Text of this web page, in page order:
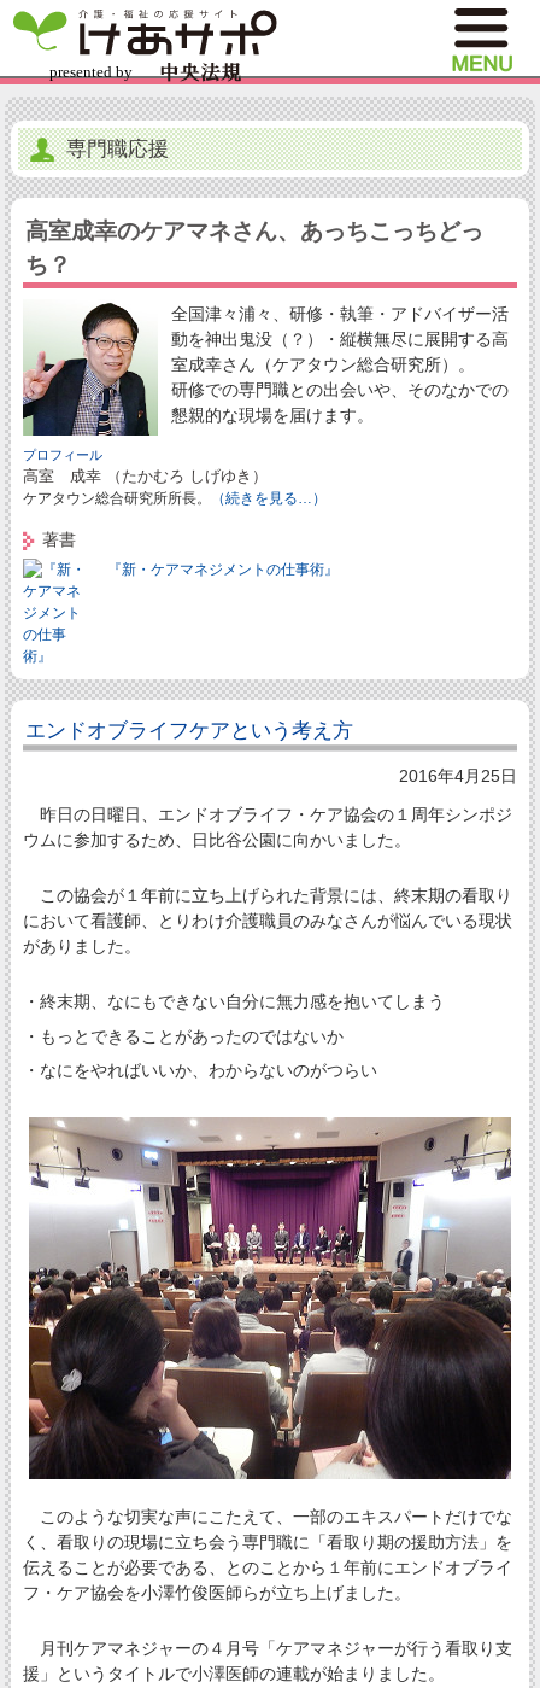
専門職応援
高室成幸のケアマネさん、あっちこっちどっ
ち？
全国津々浦々、研修・執筆・アドバイザー活
動を神出鬼没（？）・縦横無尽に展開する高
室成幸さん（ケアタウン総合研究所）。
研修での専門職との出会いや、そのなかでの
懇親的な現場を届けます。
プロフィール
高室 成幸 （たかむろ しげゆき）
ケアタウン総合研究所所長。 （続きを見る…）
著書
『新・ケアマネジメントの仕事術』
エンドオブライフケアという考え方
2016年4月25日
昨日の日曜日、エンドオブライフ・ケア協会の１周年シンポジ
ウムに参加するため、日比谷公園に向かいました。
この協会が１年前に立ち上げられた背景には、終末期の看取り
において看護師、とりわけ介護職員のみなさんが悩んでいる現状
がありました。
・終末期、なにもできない自分に無力感を抱いてしまう
・もっとできることがあったのではないか
・なにをやればいいか、わからないのがつらい
このような切実な声にこたえて、一部のエキスパートだけでな
く、看取りの現場に立ち会う専門職に「看取り期の援助方法」を
伝えることが必要である、とのことから１年前にエンドオブライ
フ・ケア協会を小澤竹俊医師らが立ち上げました。
月刊ケアマネジャーの４月号「ケアマネジャーが行う看取り支
援」というタイトルで小澤医師の連載が始まりました。